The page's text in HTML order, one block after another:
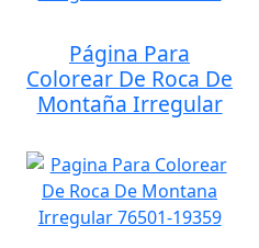
Página Para
Colorear De Roca De
Montaña Irregular